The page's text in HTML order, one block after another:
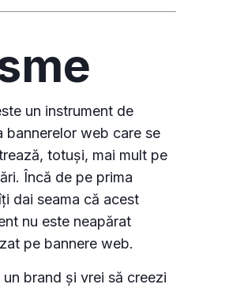
un instrument de
bannerelor web care se
totuși, mai mult pe
Încă de pe prima
dai seama că acest
nu este neapărat
pe bannere web.
un brand și vrei să creezi